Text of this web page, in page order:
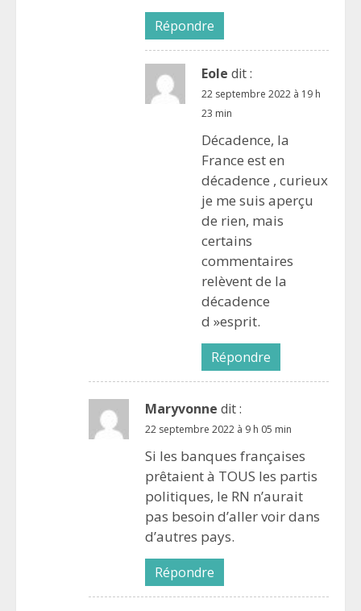
Répondre
Eole dit :
22 septembre 2022 à 19 h
23 min
Décadence, la
France est en
décadence , curieux
je me suis aperçu
de rien, mais
certains
commentaires
relèvent de la
décadence
d »esprit.
Répondre
Maryvonne dit :
22 septembre 2022 à 9 h 05 min
Si les banques françaises
prêtaient à TOUS les partis
politiques, le RN n’aurait
pas besoin d’aller voir dans
d’autres pays.
Répondre